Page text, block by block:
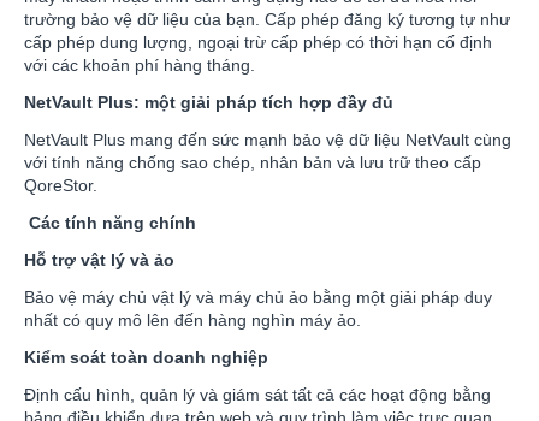
trường bảo vệ dữ liệu của bạn. Cấp phép đăng ký tương tự như
cấp phép dung lượng, ngoại trừ cấp phép có thời hạn cố định
với các khoản phí hàng tháng.
NetVault Plus: một giải pháp tích hợp đầy đủ
NetVault Plus mang đến sức mạnh bảo vệ dữ liệu NetVault cùng
với tính năng chống sao chép, nhân bản và lưu trữ theo cấp
QoreStor.
Các tính năng chính
Hỗ trợ vật lý và ảo
Bảo vệ máy chủ vật lý và máy chủ ảo bằng một giải pháp duy
nhất có quy mô lên đến hàng nghìn máy ảo.
Kiểm soát toàn doanh nghiệp
Định cấu hình, quản lý và giám sát tất cả các hoạt động bằng